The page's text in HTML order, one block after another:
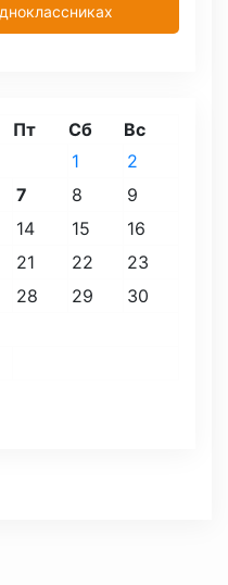
Пт Сб Вс
1
2
7 8
9
14 15
16
21 22
23
28 29
30